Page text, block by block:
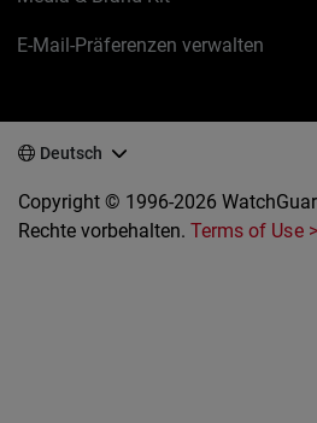
E-Mail-Präferenzen verwalten
Deutsch
Copyright © 1996-2026
Rechte vorbehalten.Terms of Use >